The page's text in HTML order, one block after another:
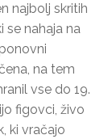
najbolj skritih
se nahaja na
na tem
vse do 19.
figovci, živo
ki vračajo